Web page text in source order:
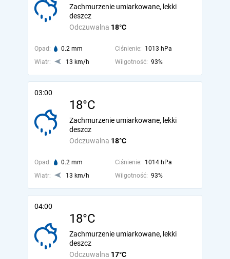
Odczuwalna 18°C
Zachmurzenie umiarkowane, lekki
deszcz
Opad: 0.2 mm Ciśnienie: 1013 hPa
Wiatr:
13 km/h Wilgotność: 93%
03:00
18°C
Odczuwalna 18°C
Zachmurzenie umiarkowane, lekki
deszcz
Opad: 0.2 mm Ciśnienie: 1014 hPa
Wiatr:
13 km/h Wilgotność: 93%
04:00
18°C
Odczuwalna 17°C
Zachmurzenie umiarkowane, lekki
deszcz